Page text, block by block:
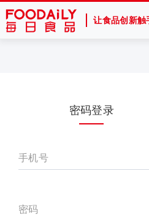
让食品创新触
密码登录
手机号
密码